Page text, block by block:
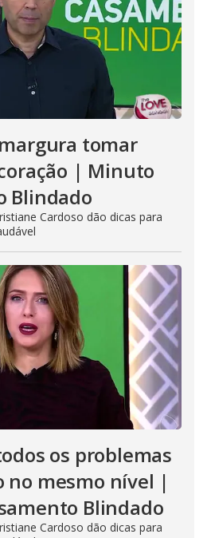
tomar
| Minuto
Blindado
Cardoso dão dicas para
os problemas
no mesmo nível |
Blindado
Cardoso dão dicas para